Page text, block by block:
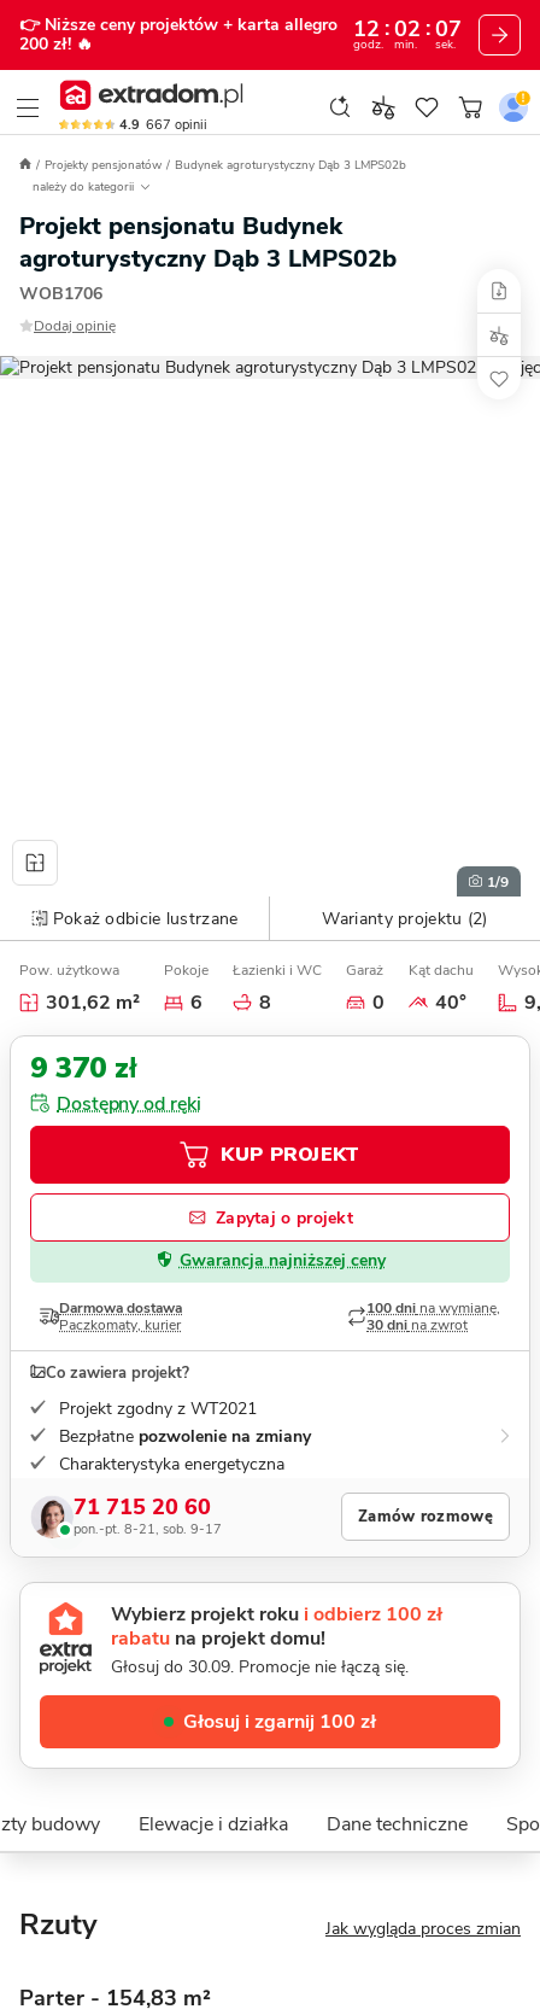
👉 Niższe ceny projektów + karta allegro
200 zł! 🔥
12
godz.
02
min.
06
sek.
4.9 667 opinii
Projekty pensjonatów
Budynek agroturystyczny Dąb 3 LMPS02b
należy do kategorii
Projekt pensjonatu Budynek
agroturystyczny Dąb 3 LMPS02b
WOB1706
Dodaj opinię
1/9
Pokaż odbicie lustrzane Warianty projektu (2)
Pow. użytkowa
301,62 m²
Pokoje
6
Łazienki i WC
8
Garaż
0
Kąt dachu
40°
9 370 zł
Dostępny od ręki
KUP PROJEKT
Zapytaj o projekt
Gwarancja najniższej ceny
Darmowa dostawa
Paczkomaty, kurier
100 dni na wymianę,
30 dni na zwrot
Co zawiera projekt?
Projekt zgodny z WT2021
Bezpłatne pozwolenie na zmiany
Charakterystyka energetyczna
71 715 20 60
pon.-pt. 8-21, sob. 9-17
Zamów rozmowę
Wybierz projekt roku i odbierz 100 zł
rabatu na projekt domu!
Głosuj do 30.09. Promocje nie łączą się.
Głosuj i zgarnij 100 zł
budowy Elewacje i działka Dane techniczne
Rzuty Jak wygląda proces zmian
Parter - 154,83 m²